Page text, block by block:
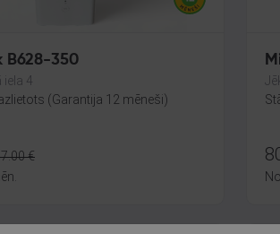
B628-350
iela 4
(Garantija 12 mēneši)
€
No